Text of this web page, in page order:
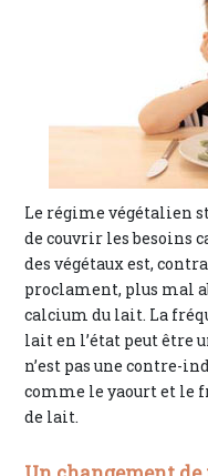
Le régime végétalien
de couvrir les besoins
des végétaux est,
proclament, plus mal
calcium du lait. La
lait en l’état peut être
n’est pas une contre-
comme le yaourt et le
de lait.